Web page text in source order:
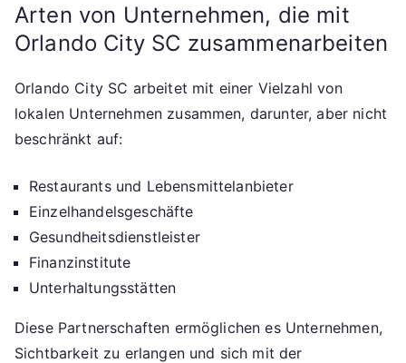
Arten von Unternehmen, die mit
Orlando City SC zusammenarbeiten
Orlando City SC arbeitet mit einer Vielzahl von
lokalen Unternehmen zusammen, darunter, aber nicht
beschränkt auf:
Restaurants und Lebensmittelanbieter
Einzelhandelsgeschäfte
Gesundheitsdienstleister
Finanzinstitute
Unterhaltungsstätten
Diese Partnerschaften ermöglichen es Unternehmen,
Sichtbarkeit zu erlangen und sich mit der